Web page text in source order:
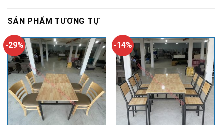
SẢN PHẨM TƯƠNG TỰ
-29% -14%